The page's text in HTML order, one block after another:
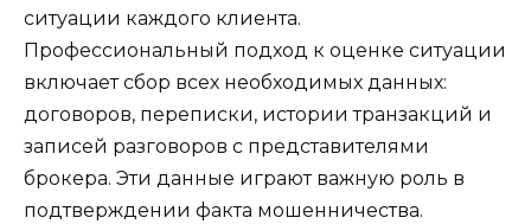
ситуации каждого клиента.
Профессиональный подход к оценке ситуации
включает сбор всех необходимых данных:
договоров, переписки, истории транзакций и
записей разговоров с представителями
брокера. Эти данные играют важную роль в
подтверждении факта мошенничества.